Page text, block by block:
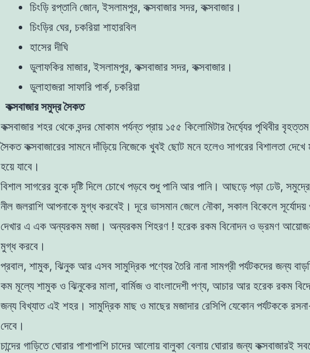
চিংড়ি রপ্তানি জোন, ইসলামপুর, কক্সবাজার সদর, কক্সবাজার।
চিংড়ির ঘের, চকরিয়া শাহারবিল
হাসের দীঘি
ডুলাফকির মাজার, ইসলামপুর, কক্সবাজার সদর, কক্সবাজার।
ডুলাহাজরা সাফারি পার্ক, চকরিয়া
কক্সবাজার সমুদ্র সৈকত
কক্সবাজার শহর থেকে বন্দর মোকাম পর্যন্ত প্রায় ১৫৫ কিলোমিটার দৈর্ঘ্যের পৃথিবীর
সৈকত কক্সবাজারের সামনে দাঁড়িয়ে নিজেকে খুবই ছোট মনে হলেও সাগরের বিশালতা দেখে
হয়ে যাবে।
বিশাল সাগরের বুকে দৃষ্টি দিলে চোখে পড়বে শুধু পানি আর পানি। আছড়ে পড়া ঢেউ,
নীল জলরাশি আপনাকে মুগ্ধ করবেই। দূরে ভাসমান জেলে নৌকা, সকাল বিকেলে সূর্যোদয়
দেখার এ এক অন্যরকম মজা। অন্যরকম শিহরণ ! হরেক রকম বিনোদন ও ভ্রমণ
মুগ্ধ করবে।
প্রবাল, শামুক, ঝিনুক আর এসব সামুদ্রিক পণ্যের তৈরি নানা সামগ্রী পর্যটকদের জন্য
কম মূল্যে শামুক ও ঝিনুকের মালা, বার্মিজ ও বাংলাদেশী পণ্য, আচার আর হরেক রকম
জন্য বিখ্যাত এই শহর। সামুদ্রিক মাছ ও মাছের মজাদার রেসিপি যেকোন পর্যটককে
দেবে।
চান্দের গাড়িতে ঘোরার পাশাপাশি চাদের আলোয় বালুকা বেলায় ঘোরার জন্য কক্সবাজারই